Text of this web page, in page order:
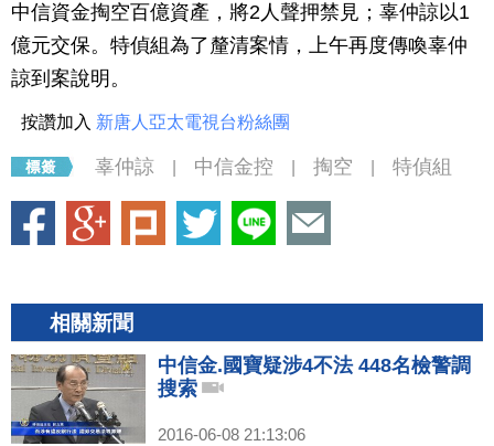
中信資金掏空百億資產，將2人聲押禁見；辜仲諒以1
億元交保。特偵組為了釐清案情，上午再度傳喚辜仲
諒到案說明。
按讚加入 新唐人亞太電視台粉絲團
辜仲諒 中信金控 掏空 特偵組
相關新聞
中信金.國寶疑涉4不法 448名檢警調
搜索
2016-06-08 21:13:06